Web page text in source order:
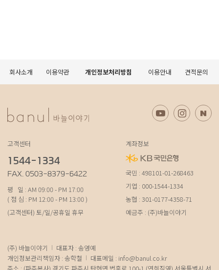
회사소개 이용약관 개인정보처리방침 이용안내 견적문의
고객센터
1544-1334
FAX. 0503-8379-6422
평 일 : AM 09:00 - PM 17:00
( 점 심 : PM 12:00 - PM 13:00 )
(고객센터) 토/일/공휴일 휴무
계좌정보
국민 : 498101-01-268463
기업 : 000-1544-1334
농협 : 301-0177-4358-71
예금주 : (주)바늘이야기
(주) 바늘이야기
대표자 : 송영예
개인정보관리책임자 : 송학철
대표메일 : info@banul.co.kr